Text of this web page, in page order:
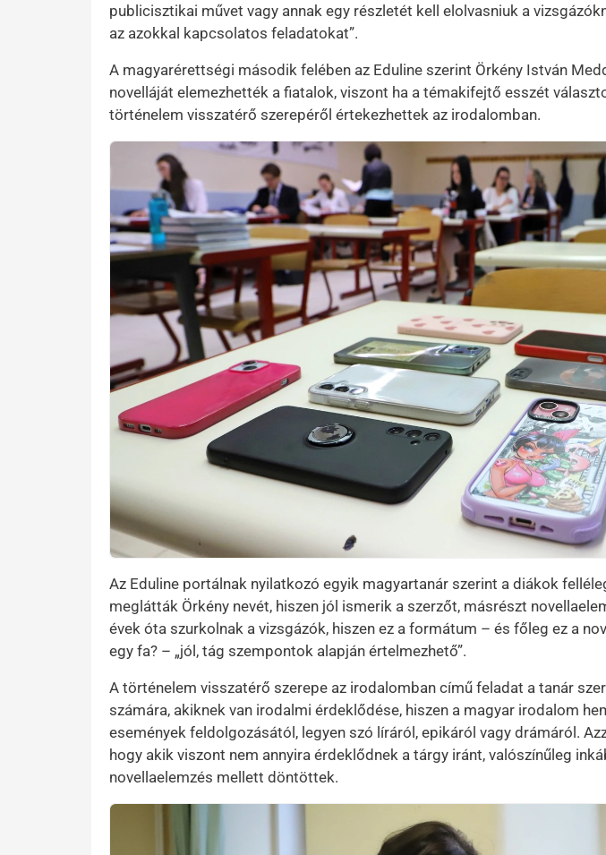
publicisztikai művet vagy annak egy részletét kell elolvasniuk a
az azokkal kapcsolatos feladatokat”.
A magyarérettségi második felében az Eduline szerint Örkény István
novelláját elemezhették a fiatalok, viszont ha a témakifejtő esszét
történelem visszatérő szerepéről értekezhettek az irodalomban.
Kép
Az Eduline portálnak nyilatkozó egyik magyartanár szerint a diákok
meglátták Örkény nevét, hiszen jól ismerik a szerzőt, másrészt
évek óta szurkolnak a vizsgázók, hiszen ez a formátum – és főleg ez a
egy fa? – „jól, tág szempontok alapján értelmezhető”.
A történelem visszatérő szerepe az irodalomban című feladat a tanár
számára, akiknek van irodalmi érdeklődése, hiszen a magyar irodalom
események feldolgozásától, legyen szó líráról, epikáról vagy drámáról.
hogy akik viszont nem annyira érdeklődnek a tárgy iránt, valószínűleg
novellaelemzés mellett döntöttek.
Kép